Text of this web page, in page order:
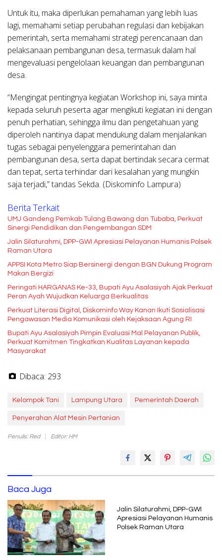
Untuk itu, maka diperlukan pemahaman yang lebih luas
lagi, memahami setiap perubahan regulasi dan kebijakan
pemerintah, serta memahami strategi perencanaan dan
pelaksanaan pembangunan desa, termasuk dalam hal
mengevaluasi pengelolaan keuangan dan pembangunan
desa.
“Mengingat pentingnya kegiatan Workshop ini, saya minta
kepada seluruh peserta agar mengikuti kegiatan ini dengan
penuh perhatian, sehingga ilmu dan pengetahuan yang
diperoleh nantinya dapat mendukung dalam menjalankan
tugas sebagai penyelenggara pemerintahan dan
pembangunan desa, serta dapat bertindak secara cermat
dan tepat, serta terhindar dari kesalahan yang mungkin
saja terjadi,” tandas Sekda. (Diskominfo Lampura)
Berita Terkait
UMJ Gandeng Pemkab Tulang Bawang dan Tubaba, Perkuat
Sinergi Pendidikan dan Pengembangan SDM
Jalin Silaturahmi, DPP-GWI Apresiasi Pelayanan Humanis Polsek
Raman Utara
APPSI Kota Metro Siap Bersinergi dengan BGN Dukung Program
Makan Bergizi
Peringati HARGANAS Ke-33, Bupati Ayu Asalasiyah Ajak Perkuat
Peran Ayah Wujudkan Keluarga Berkualitas
Perkuat Literasi Digital, Diskominfo Way Kanan Ikuti Sosialisasi
Pengawasan Media Komunikasi oleh Kejaksaan Agung RI
Bupati Ayu Asalasiyah Pimpin Evaluasi Mal Pelayanan Publik,
Perkuat Komitmen Tingkatkan Kualitas Layanan kepada
Masyarakat
Dibaca: 293
Kelompok Tani Lampung Utara Pemerintah Daerah
Penyerahan Alat Mesin Pertanian
Penulis: Red Editor: HM
Baca Juga
Jalin Silaturahmi, DPP-GWI
Apresiasi Pelayanan Humanis
Polsek Raman Utara